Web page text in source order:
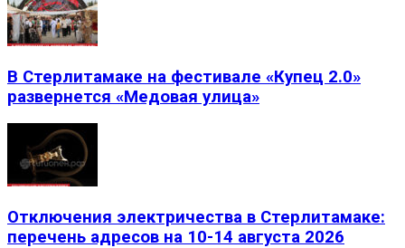
В Стерлитамаке на фестивале «Купец 2.0»
развернется «Медовая улица»
Отключения электричества в Стерлитамаке:
перечень адресов на 10-14 августа 2026